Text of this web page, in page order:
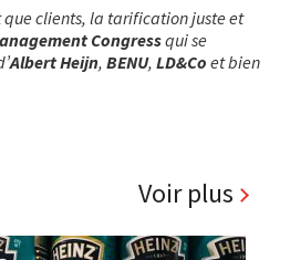
que clients, la tarification juste et
Congressqui se
Albert Heijn, BENU, LD&Co et bien
Voir plus